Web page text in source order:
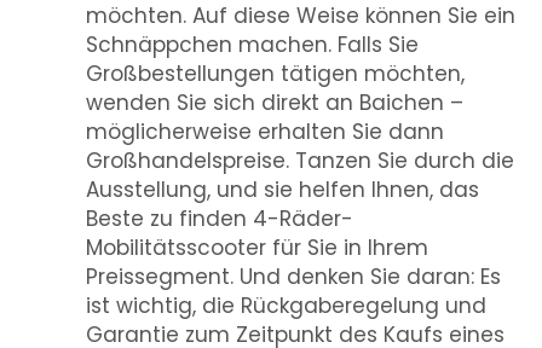
möchten. Auf diese Weise können Sie ein
Schnäppchen machen. Falls Sie
Großbestellungen tätigen möchten,
wenden Sie sich direkt an Baichen –
möglicherweise erhalten Sie dann
Großhandelspreise. Tanzen Sie durch die
Ausstellung, und sie helfen Ihnen, das
Beste zu finden 4-Räder-
Mobilitätsscooter für Sie in Ihrem
Preissegment. Und denken Sie daran: Es
ist wichtig, die Rückgaberegelung und
Garantie zum Zeitpunkt des Kaufs eines